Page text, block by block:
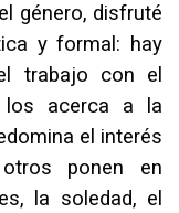
género, disfruté
y formal: hay
trabajo con el
los acerca a la
el interés
ponen en
la soledad, el